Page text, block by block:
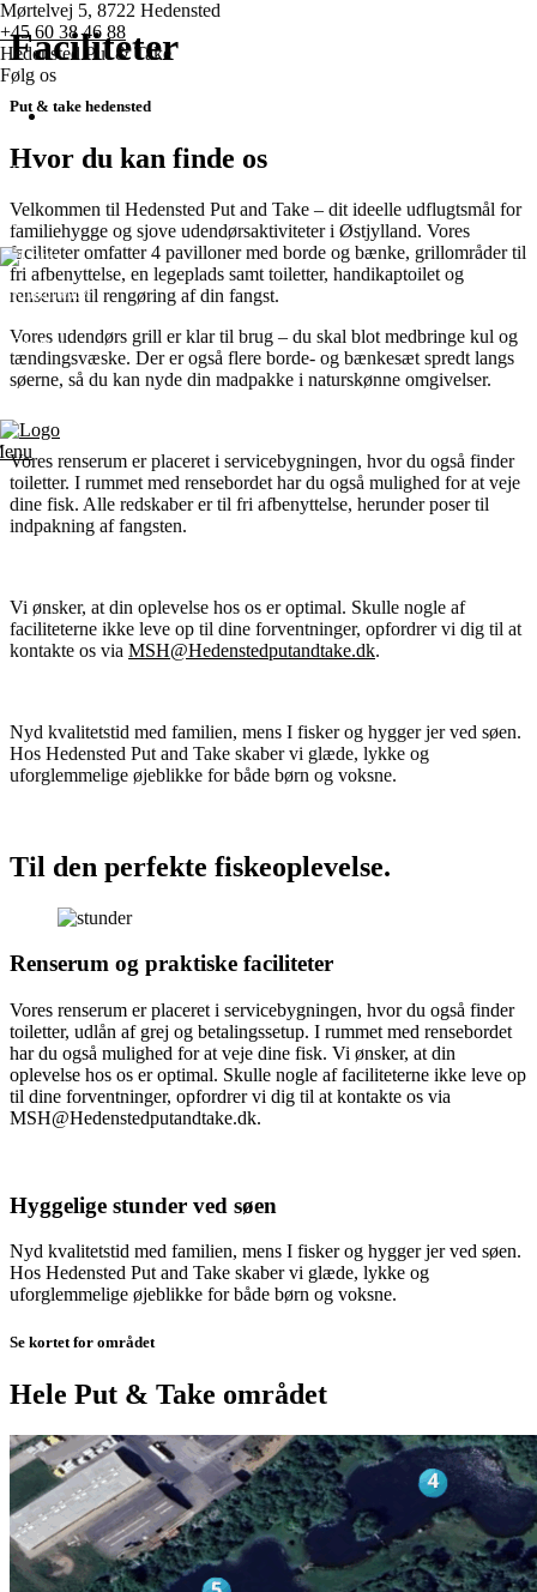
Mørtelvej 5, 8722 Hedensted
+45 60 38 46 88
Hedensted Put & Take
Følg os
Forside
Priser
Konkurrencer
Diverse
Faciliteter
Put & take hedensted
Hvor du kan finde os
Velkommen til Hedensted Put and Take – dit ideelle udflugtsmål for
familiehygge og sjove udendørsaktiviteter i Østjylland. Vores
faciliteter omfatter 4 pavilloner med borde og bænke, grillområder til
fri afbenyttelse, en legeplads samt toiletter, handikaptoilet og
renserum til rengøring af din fangst.
Vores udendørs grill er klar til brug – du skal blot medbringe kul og
tændingsvæske. Der er også flere borde- og bænkesæt spredt langs
søerne, så du kan nyde din madpakke i naturskønne omgivelser.
Vores renserum er placeret i servicebygningen, hvor du også finder
toiletter. I rummet med rensebordet har du også mulighed for at veje
dine fisk. Alle redskaber er til fri afbenyttelse, herunder poser til
indpakning af fangsten.
Vi ønsker, at din oplevelse hos os er optimal. Skulle nogle af
faciliteterne ikke leve op til dine forventninger, opfordrer vi dig til at
kontakte os via MSH@Hedenstedputandtake.dk.
Nyd kvalitetstid med familien, mens I fisker og hygger jer ved søen.
Hos Hedensted Put and Take skaber vi glæde, lykke og
uforglemmelige øjeblikke for både børn og voksne.
Til den perfekte fiskeoplevelse.
Renserum og praktiske faciliteter
Vores renserum er placeret i servicebygningen, hvor du også finder
toiletter, udlån af grej og betalingssetup. I rummet med rensebordet
har du også mulighed for at veje dine fisk. Vi ønsker, at din
oplevelse hos os er optimal. Skulle nogle af faciliteterne ikke leve op
til dine forventninger, opfordrer vi dig til at kontakte os via
MSH@Hedenstedputandtake.dk.
Hyggelige stunder ved søen
Nyd kvalitetstid med familien, mens I fisker og hygger jer ved søen.
Hos Hedensted Put and Take skaber vi glæde, lykke og
uforglemmelige øjeblikke for både børn og voksne.
Se kortet for området
Hele Put & Take området